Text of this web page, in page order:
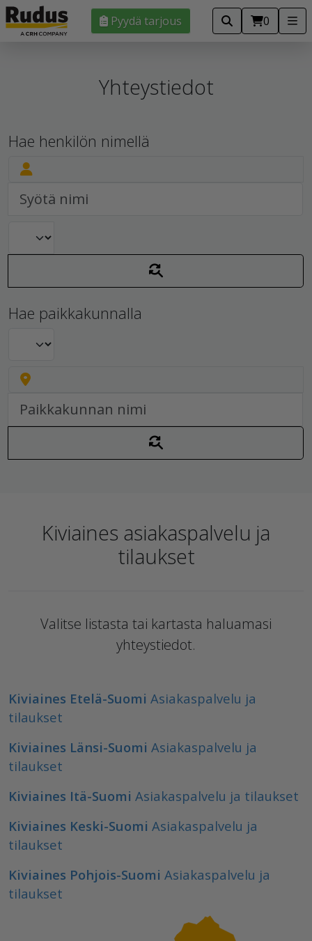
Pyydä tarjous 0
Yhteystiedot
Hae henkilön nimellä
Hae paikkakunnalla
Kiviaines asiakaspalvelu ja
tilaukset
Valitse listasta tai kartasta haluamasi
yhteystiedot.
Kiviaines Etelä-Suomi Asiakaspalvelu ja
tilaukset
Kiviaines Länsi-Suomi Asiakaspalvelu ja
tilaukset
Kiviaines Itä-Suomi Asiakaspalvelu ja tilaukset
Kiviaines Keski-Suomi Asiakaspalvelu ja
tilaukset
Kiviaines Pohjois-Suomi Asiakaspalvelu ja
tilaukset